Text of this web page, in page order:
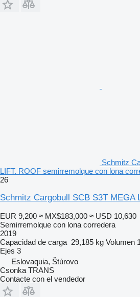
Schmitz
LIFT. ROOF semirremolque con lona
26
Schmitz Cargobull SCB S3T MEGA
EUR 9,200 ≈ MX$183,000 ≈ USD 10,630
Semirremolque con lona corredera
2019
Capacidad de carga 29,185 kg Volumen
Ejes 3
Eslovaquia, Štúrovo
Csonka TRANS
Contacte con el vendedor